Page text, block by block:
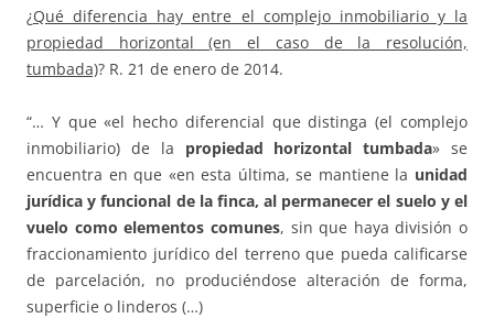
¿Qué diferencia hay entre el complejo inmobiliario y la
propiedad horizontal (en el caso de la resolución,
tumbada)? R. 21 de enero de 2014.
“… Y que «el hecho diferencial que distinga (el complejo
inmobiliario) de la propiedad horizontal tumbada» se
encuentra en que «en esta última, se mantiene la unidad
jurídica y funcional de la finca, al permanecer el suelo y el
vuelo como elementos comunes, sin que haya división o
fraccionamiento jurídico del terreno que pueda calificarse
de parcelación, no produciéndose alteración de forma,
superficie o linderos (…)